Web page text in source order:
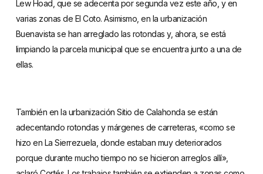
Lew Hoad, que se adecenta por segunda vez este año, y en
varias zonas de El Coto. Asimismo, en la urbanización
Buenavista se han arreglado las rotondas y, ahora, se está
limpiando la parcela municipal que se encuentra junto a una de
ellas.
También en la urbanización Sitio de Calahonda se están
adecentando rotondas y márgenes de carreteras, «como se
hizo en La Sierrezuela, donde estaban muy deteriorados
porque durante mucho tiempo no se hicieron arreglos allí»,